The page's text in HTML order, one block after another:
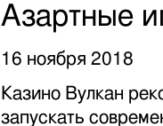
Азартные
16 ноября 2018
Казино Вулкан
запускать